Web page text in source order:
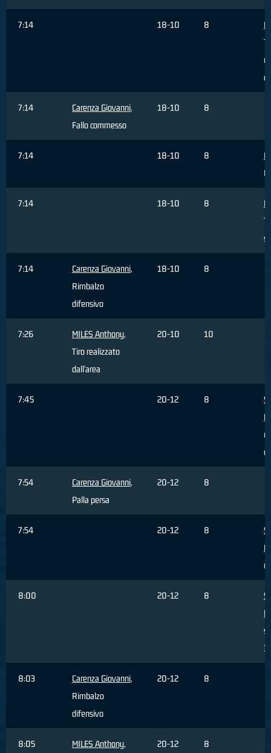
7:14 18-10 8
7:14 Carenza Giovanni,
Fallo commesso
18-10 8
7:14 18-10 8
7:14 18-10 8
7:14 Carenza Giovanni,
Rimbalzo
difensivo
18-10 8
7:26 MILES Anthony,
Tiro realizzato
dall'area
20-10 10
7:45 20-12 8
7:54 Carenza Giovanni,
Palla persa
20-12 8
7:54 20-12 8
8:00 20-12 8
3
8:03 Carenza Giovanni,
Rimbalzo
difensivo
20-12 8
8:05 MILES Anthony, 20-12 8